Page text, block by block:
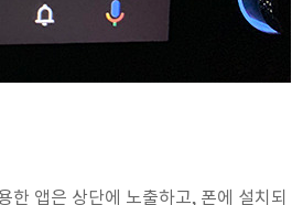
앱은 상단에 노출하고, 폰에 설치되